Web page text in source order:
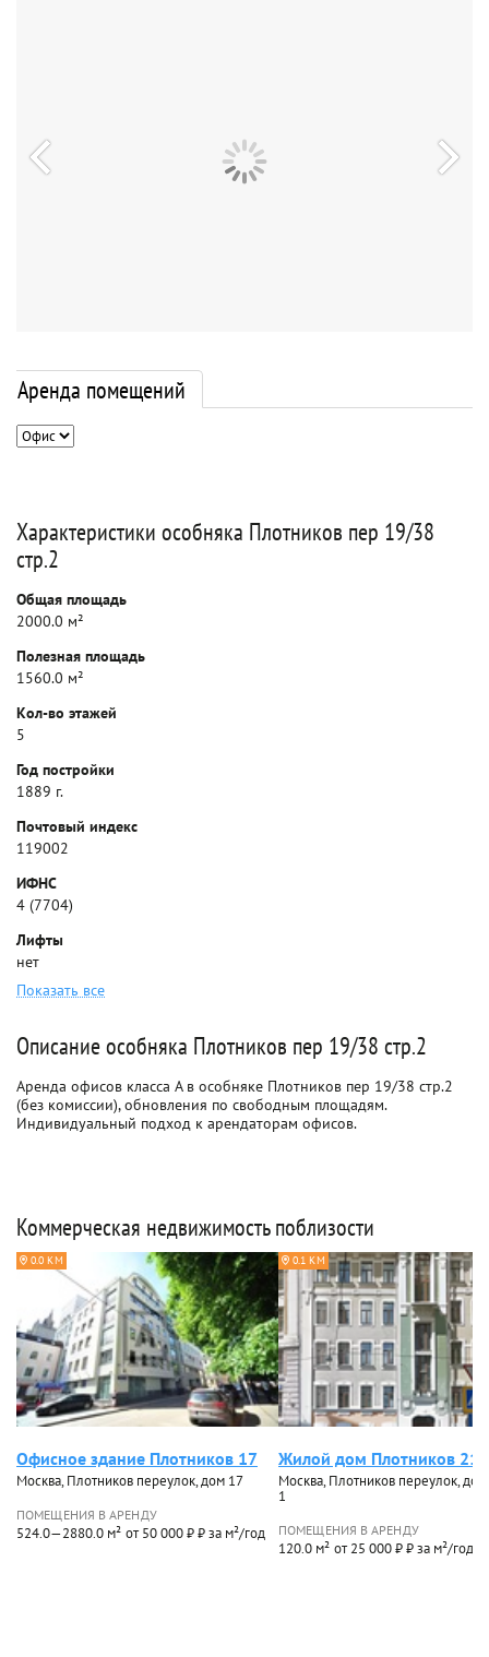
Аренда помещений
Характеристики особняка Плотников пер 19/38
стр.2
Общая площадь
2000.0 м²
Полезная площадь
1560.0 м²
Кол-во этажей
5
Год постройки
1889 г.
Почтовый индекс
119002
ИФНС
4 (7704)
Лифты
нет
Показать все
Описание особняка Плотников пер 19/38 стр.2
Аренда офисов класса A в особняке Плотников пер 19/38 стр.2
(без комиссии), обновления по свободным площадям.
Индивидуальный подход к арендаторам офисов.
Коммерческая недвижимость поблизости
0.0 КМ
Офисное здание Плотников 17
Москва, Плотников переулок, дом 17
ПОМЕЩЕНИЯ В АРЕНДУ
524.0—2880.0 м² от 50 000 ₽ ₽ за м²/год
0.1 КМ
Жилой дом Плотников 21
Москва, Плотников переулок, дом
1
ПОМЕЩЕНИЯ В АРЕНДУ
120.0 м² от 25 000 ₽ ₽ за м²/год